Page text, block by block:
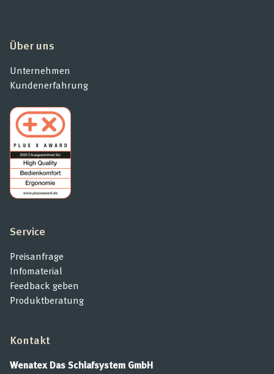
Über uns
Unternehmen
Kundenerfahrung
Service
Preisanfrage
Infomaterial
Feedback geben
Produktberatung
Kontakt
Wenatex Das Schlafsystem GmbH